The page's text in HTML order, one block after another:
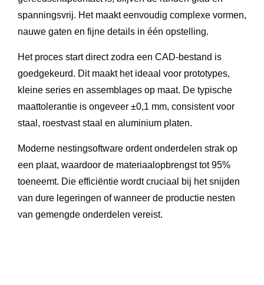
spanningsvrij. Het maakt eenvoudig complexe vormen,
nauwe gaten en fijne details in één opstelling.
Het proces start direct zodra een CAD-bestand is
goedgekeurd. Dit maakt het ideaal voor prototypes,
kleine series en assemblages op maat. De typische
maattolerantie is ongeveer ±0,1 mm, consistent voor
staal, roestvast staal en aluminium platen.
Moderne nestingsoftware ordent onderdelen strak op
een plaat, waardoor de materiaalopbrengst tot 95%
toeneemt. Die efficiëntie wordt cruciaal bij het snijden
van dure legeringen of wanneer de productie nesten
van gemengde onderdelen vereist.